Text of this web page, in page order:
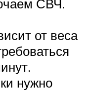
СВЧ.
от веса
нужно